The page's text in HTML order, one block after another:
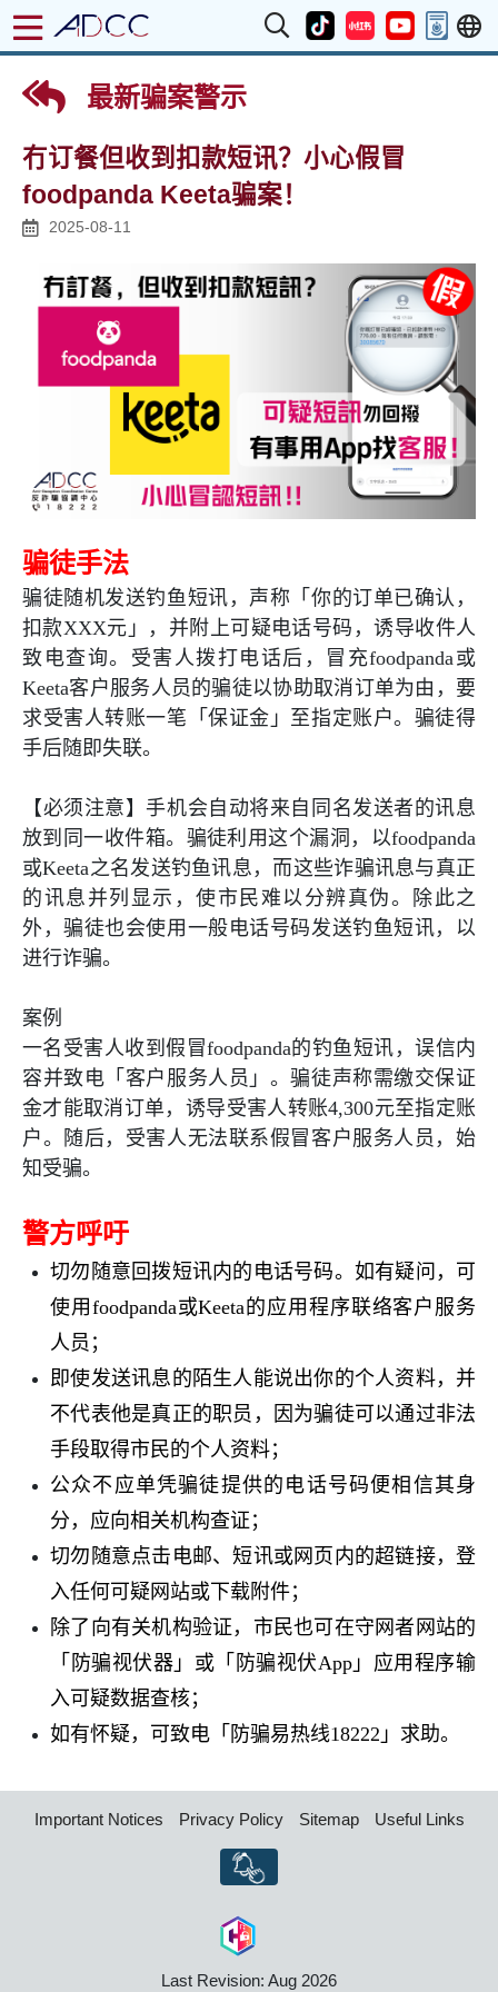
最新骗案警示
冇订餐但收到扣款短讯？小心假冒
foodpanda Keeta骗案！
2025-08-11
骗徒手法
骗徒随机发送钓鱼短讯，声称「你的订单已确认，
扣款XXX元」，并附上可疑电话号码，诱导收件人
致电查询。受害人拨打电话后，冒充foodpanda 或
Keeta客户服务人员的骗徒以协助取消订单为由，要
求受害人转账一笔「保证金」至指定账户。骗徒得
手后随即失联。
【必须注意】手机会自动将来自同名发送者的讯息
放到同一收件箱。骗徒利用这个漏洞，以foodpanda
或Keeta之名发送钓鱼讯息，而这些诈骗讯息与真正
的讯息并列显示，使市民难以分辨真伪。除此之
外，骗徒也会使用一般电话号码发送钓鱼短讯，以
进行诈骗。
案例
一名受害人收到假冒foodpanda的钓鱼短讯，误信内
容并致电「客户服务人员」。骗徒声称需缴交保证
金才能取消订单，诱导受害人转账4,300元至指定账
户。随后，受害人无法联系假冒客户服务人员，始
知受骗。
警方呼吁
切勿随意回拨短讯内的电话号码。如有疑问，可
使用 foodpanda或Keeta的应用程序联络客户服务
人员；
即使发送讯息的陌生人能说出你的个人资料，并
不代表他是真正的职员，因为骗徒可以通过非法
手段取得市民的个人资料；
公众不应单凭骗徒提供的电话号码便相信其身
分，应向相关机构查证；
切勿随意点击电邮、短讯或网页内的超链接，登
入任何可疑网站或下载附件；
除了向有关机构验证，市民也可在守网者网站的
「防骗视伏器」或「防骗视伏App」应用程序输
入可疑数据查核；
如有怀疑，可致电「防骗易热线18222 」求助。
Important Notices Privacy Policy Sitemap Useful Links
Last Revision: Aug 2026